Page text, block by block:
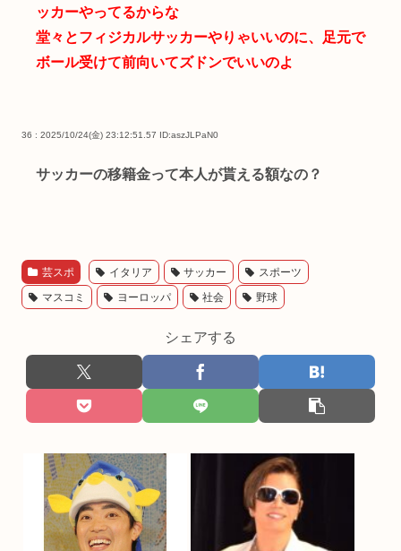
ッカーやってるからな
堂々とフィジカルサッカーやりゃいいのに、足元で
ボール受けて前向いてズドンでいいのよ
36 : 2025/10/24(金) 23:12:51.57 ID:aszJLPaN0
サッカーの移籍金って本人が貰える額なの？
芸スポ イタリア サッカー スポーツ
マスコミ ヨーロッパ 社会 野球
シェアする